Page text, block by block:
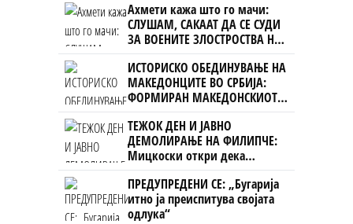
Ахмети кажа што го мачи:
СЛУШАМ, САКААТ ДА СЕ СУДИ
ЗА ВОЕНИТЕ ЗЛОСТРОСТВА НА
УЧК...
ИСТОРИСКО ОБЕДИНУВАЊЕ НА
МАКЕДОНЦИТЕ ВО СРБИЈА:
ФОРМИРАН МАКЕДОНСКИОТ
НАЦИОНАЛЕН СОЈУЗ
ТЕЖОК ДЕН И ЈАВНО
ДЕМОЛИРАЊЕ НА ФИЛИПЧЕ:
Мицкоски откри дека
човекот појма нема од
ништо, освен за кеш
ПРЕДУПРЕДЕНИ СЕ: „Бугарија
итно ја преиспитува својата
одлука“